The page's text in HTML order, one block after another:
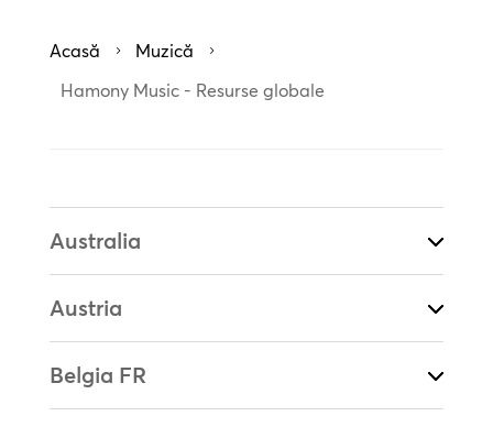
Acasă 5 Muzică 5
Hamony Music - Resurse globale
Australia
Austria
Belgia FR